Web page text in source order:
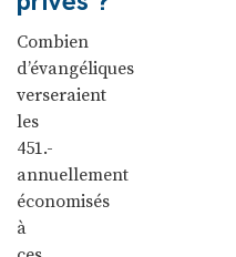
Combien
d’évangéliques
verseraient
les
451.-
annuellement
économisés
à